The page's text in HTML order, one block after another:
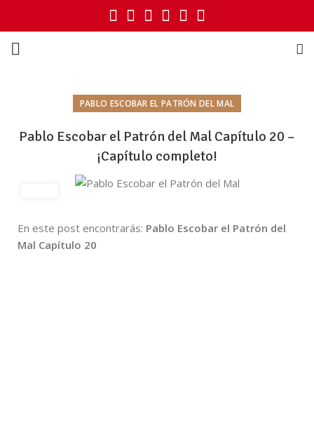
PABLO ESCOBAR EL PATRÓN DEL MAL
Pablo Escobar el Patrón del Mal Capítulo 20 –
¡Capítulo completo!
En este post encontrarás: Pablo Escobar el Patrón del
Mal Capítulo 20